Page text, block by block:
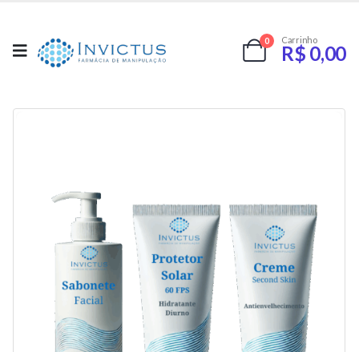
0 Carrinho
R$ 0,00